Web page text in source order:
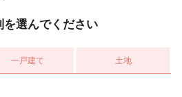
を選んでください
一戸建て 土地